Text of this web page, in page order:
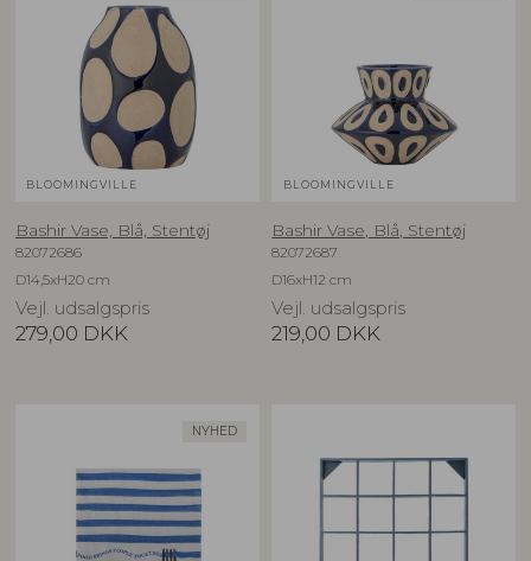
BLOOMINGVILLE
Bashir Vase, Blå, Stentøj
82072686
D14,5xH20 cm
Vejl. udsalgspris
279,00 DKK
BLOOMINGVILLE
Bashir Vase, Blå, Stentøj
82072687
D16xH12 cm
Vejl. udsalgspris
219,00 DKK
NYHED